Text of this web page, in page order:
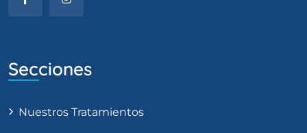
Secciones
Nuestros Tratamientos